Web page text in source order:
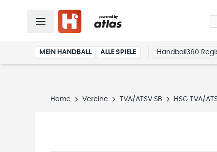
MEIN HANDBALL ALLE SPIELE Handball360
Home Vereine TVA/ATSV SB HSG TVA/